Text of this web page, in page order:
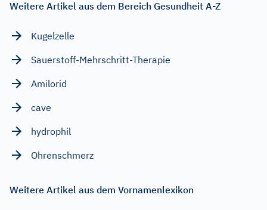
Weitere Artikel aus dem Bereich Gesundheit A-Z
Kugelzelle
Sauerstoff-Mehrschritt-Therapie
Amilorid
cave
hydrophil
Ohrenschmerz
Weitere Artikel aus dem Vornamenlexikon